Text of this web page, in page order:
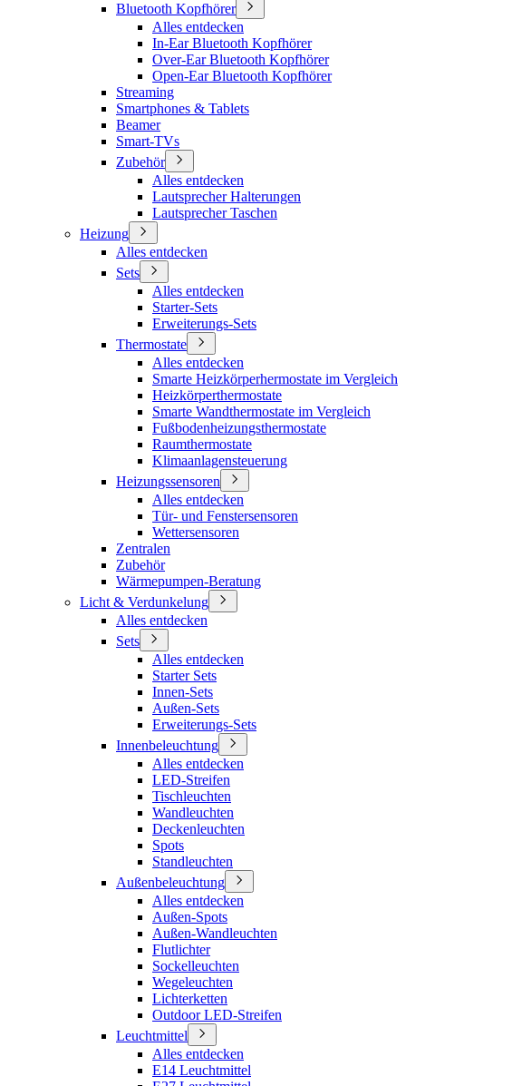
Bluetooth Kopfhörer
Alles entdecken
In-Ear Bluetooth Kopfhörer
Over-Ear Bluetooth Kopfhörer
Open-Ear Bluetooth Kopfhörer
Streaming
Smartphones & Tablets
Beamer
Smart-TVs
Zubehör
Alles entdecken
Lautsprecher Halterungen
Lautsprecher Taschen
Heizung
Alles entdecken
Sets
Alles entdecken
Starter-Sets
Erweiterungs-Sets
Thermostate
Alles entdecken
Smarte Heizkörperhermostate im Vergleich
Heizkörperthermostate
Smarte Wandthermostate im Vergleich
Fußbodenheizungsthermostate
Raumthermostate
Klimaanlagensteuerung
Heizungssensoren
Alles entdecken
Tür- und Fenstersensoren
Wettersensoren
Zentralen
Zubehör
Wärmepumpen-Beratung
Licht & Verdunkelung
Alles entdecken
Sets
Alles entdecken
Starter Sets
Innen-Sets
Außen-Sets
Erweiterungs-Sets
Innenbeleuchtung
Alles entdecken
LED-Streifen
Tischleuchten
Wandleuchten
Deckenleuchten
Spots
Standleuchten
Außenbeleuchtung
Alles entdecken
Außen-Spots
Außen-Wandleuchten
Flutlichter
Sockelleuchten
Wegeleuchten
Lichterketten
Outdoor LED-Streifen
Leuchtmittel
Alles entdecken
E14 Leuchtmittel